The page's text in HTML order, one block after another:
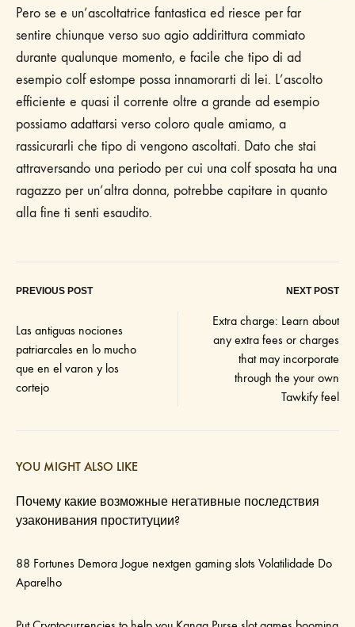
Pero se e un’ascoltatrice fantastica ed riesce per far
sentire chiunque verso suo agio addirittura commiato
durante qualunque momento, e facile che tipo di ad
esempio colf estompe possa innamorarti di lei. L’ascolto
efficiente e quasi il corrente oltre a grande ad esempio
possiamo adattarsi verso coloro quale amiamo, a
rassicurarli che tipo di vengono ascoltati. Dato che stai
attraversando una periodo per cui una colf sposata ha una
ragazzo per un’altra donna, potrebbe capitare in quanto
alla fine ti senti esaudito.
navigation
PREVIOUS POST NEXT POST
Las antiguas nociones
patriarcales en lo mucho
que en el varon y los
cortejo
Extra charge: Learn about
any extra fees or charges
that may incorporate
through the your own
Tawkify feel
YOU MIGHT ALSO LIKE
Почему какие возможные негативные последствия
узаконивания проституции?
88 Fortunes Demora Jogue nextgen gaming slots Volatilidade Do
Aparelho